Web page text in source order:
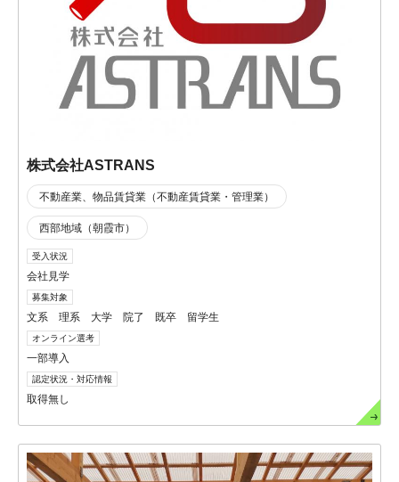
株式会社ASTRANS
不動産業、物品賃貸業（不動産賃貸業・管理業）
西部地域（朝霞市）
受入状況
会社見学
募集対象
文系 理系 大学 院了 既卒 留学生
オンライン選考
一部導入
認定状況・対応情報
取得無し